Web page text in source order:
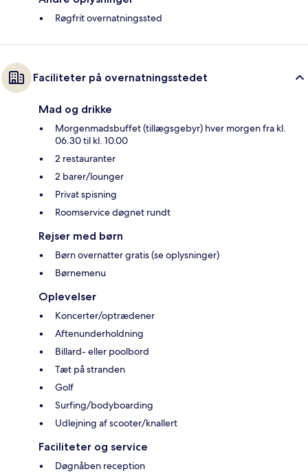
Røgfrit overnatningssted
Faciliteter på overnatningsstedet
Mad og drikke
Morgenmadsbuffet (tillægsgebyr) hver morgen fra kl.
06.30 til kl. 10.00
2 restauranter
2 barer/lounger
Privat spisning
Roomservice døgnet rundt
Rejser med børn
Børn overnatter gratis (se oplysninger)
Børnemenu
Oplevelser
Koncerter/optrædener
Aftenunderholdning
Billard- eller poolbord
Tæt på stranden
Golf
Surfing/bodyboarding
Udlejning af scooter/knallert
Faciliteter og service
Døgnåben reception